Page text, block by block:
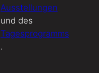
Ausstellungen
und des
Tagesprogramms
.